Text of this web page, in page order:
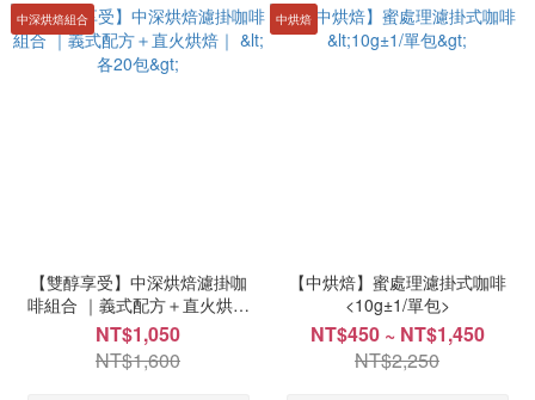
中深烘焙組合
【雙醇享受】中深烘焙濾掛咖
啡組合 ｜義式配方＋直火烘焙
｜ <各20包>
NT$1,050
NT$1,600
中烘焙
【中烘焙】蜜處理濾掛式咖啡
<10g±1/單包>
NT$450 ~ NT$1,450
NT$2,250